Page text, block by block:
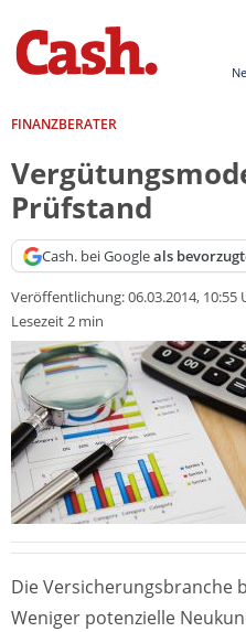
FINANZBERATER
Prüfstand
Cash. bei Googleals
Veröffentlichung:06.03.2014, 10:55
Lesezeit 2 min
Die Versicherungsbranche
Weniger potenzielle